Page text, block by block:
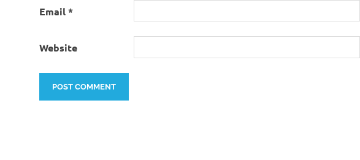
Email*
Website